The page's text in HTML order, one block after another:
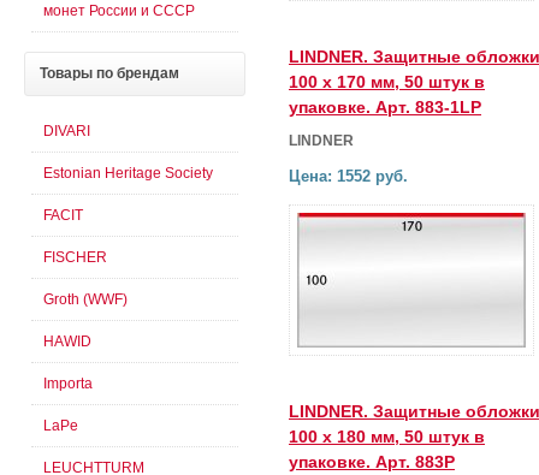
LINDNER. Защитные обложки
100 х 170 мм, 50 штук в
упаковке. Арт. 883-1LP
LINDNER
Цена: 1552 руб.
LINDNER. Защитные обложки
100 х 180 мм, 50 штук в
упаковке. Арт. 883P
монет России и СССР
Товары по брендам
DIVARI
Estonian Heritage Society
FACIT
FISCHER
Groth (WWF)
HAWID
Importa
LaPe
LEUCHTTURM